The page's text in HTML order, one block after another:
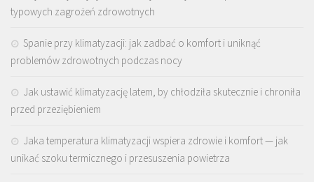
typowych zagrożeń zdrowotnych
Spanie przy klimatyzacji: jak zadbać o komfort i uniknąć
problemów zdrowotnych podczas nocy
Jak ustawić klimatyzację latem, by chłodziła skutecznie i chroniła
przed przeziębieniem
Jaka temperatura klimatyzacji wspiera zdrowie i komfort — jak
unikać szoku termicznego i przesuszenia powietrza